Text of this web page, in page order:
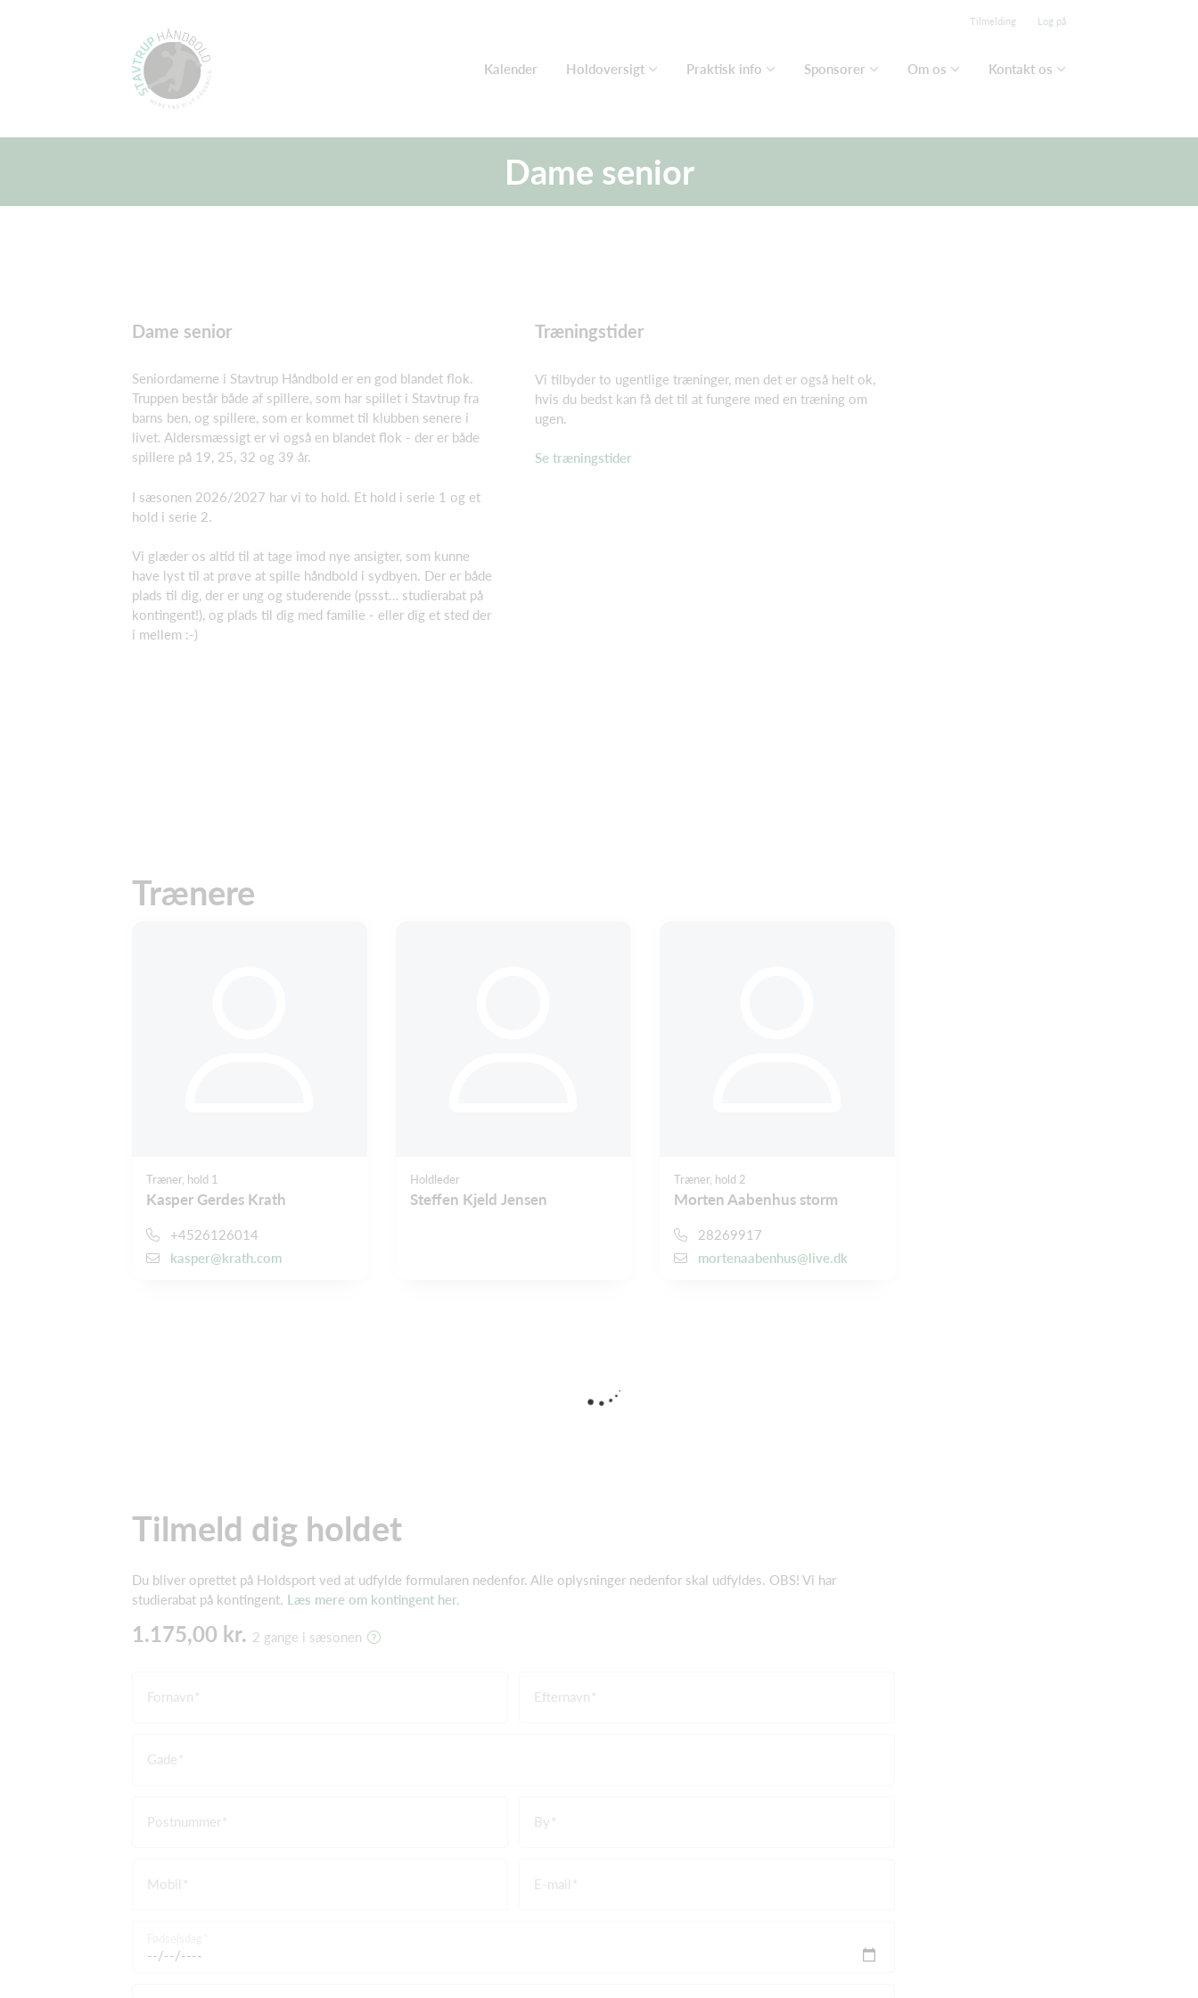
Tilmelding Log på
Kalender Holdoversigt Praktisk info Sponsorer Om os Kontakt os
Dame senior
Dame senior
Seniordamerne i Stavtrup Håndbold er en god blandet flok.
Truppen består både af spillere, som har spillet i Stavtrup fra
barns ben, og spillere, som er kommet til klubben senere i
livet. Aldersmæssigt er vi også en blandet flok - der er både
spillere på 19, 25, 32 og 39 år.
I sæsonen 2026/2027 har vi to hold. Et hold i serie 1 og et
hold i serie 2.
Vi glæder os altid til at tage imod nye ansigter, som kunne
have lyst til at prøve at spille håndbold i sydbyen. Der er både
plads til dig, der er ung og studerende (pssst… studierabat på
kontingent!), og plads til dig med familie - eller dig et sted der
i mellem :-)
Træningstider
Vi tilbyder to ugentlige træninger, men det er også helt ok,
hvis du bedst kan få det til at fungere med en træning om
ugen.
Se træningstider
Trænere
Træner, hold 1
Kasper Gerdes Krath
+4526126014
kasper@krath.com
Holdleder
Steffen Kjeld Jensen
Træner, hold 2
Morten Aabenhus storm
28269917
mortenaabenhus@live.dk
Tilmeld dig holdet
Du bliver oprettet på Holdsport ved at udfylde formularen nedenfor. Alle oplysninger nedenfor skal udfyldes. OBS! Vi har
studierabat på kontingent. Læs mere om kontingent her.
1.175,00 kr. 2 gange i sæsonen
Fornavn Efternavn
Gade
Postnummer By
Mobil E-mail